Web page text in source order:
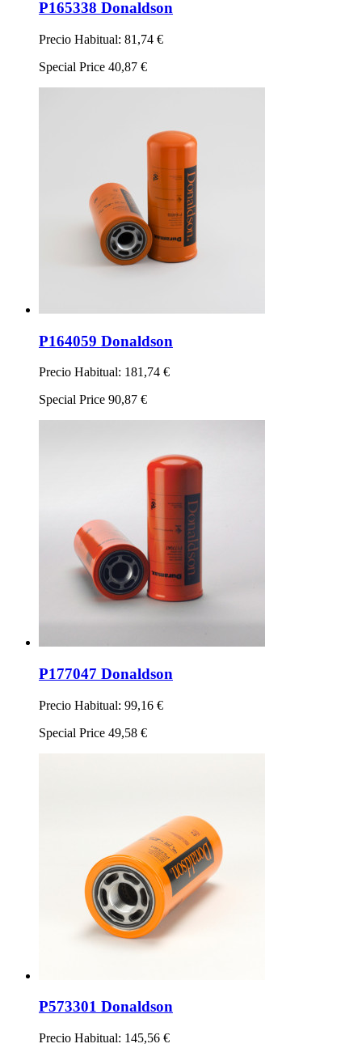
P165338 Donaldson
Precio Habitual: 81,74 €
Special Price 40,87 €
P164059 Donaldson
Precio Habitual: 181,74 €
Special Price 90,87 €
P177047 Donaldson
Precio Habitual: 99,16 €
Special Price 49,58 €
P573301 Donaldson
Precio Habitual: 145,56 €